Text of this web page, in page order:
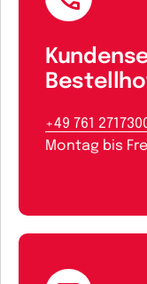
+49 761
Montag bis